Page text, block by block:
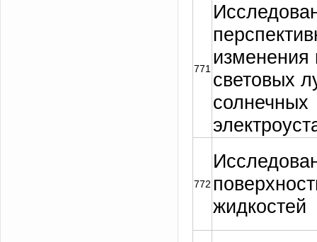
771
изменения
световых
солнечных
772
жидкостей